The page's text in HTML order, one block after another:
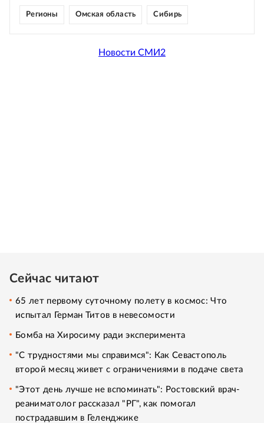
Регионы Омская область Сибирь
Новости СМИ2
Сейчас читают
65 лет первому суточному полету в космос: Что
испытал Герман Титов в невесомости
Бомба на Хиросиму ради эксперимента
"С трудностями мы справимся": Как Севастополь
второй месяц живет с ограничениями в подаче света
"Этот день лучше не вспоминать": Ростовский врач-
реаниматолог рассказал "РГ", как помогал
пострадавшим в Геленджике